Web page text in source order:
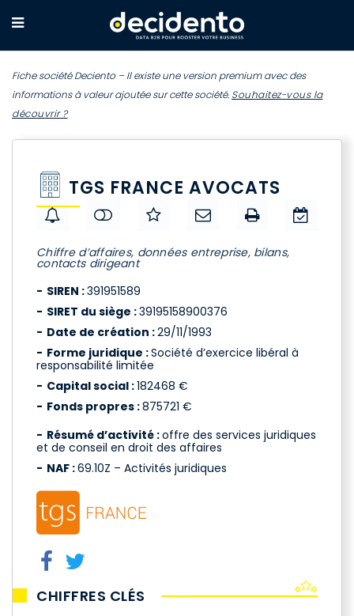
Fiche société Deciento – Il existe une version premium avec des
informations à valeur ajoutée sur cette société. Souhaitez-vous la
découvrir ?
TGS FRANCE AVOCATS
Chiffre d’affaires, données entreprise, bilans,
contacts dirigeant
SIREN :391951589
SIRET du siège :39195158900376
Date de création :29/11/1993
Forme juridique :Société d’exercice libéral à
responsabilité limitée
Capital social :182468 €
Fonds propres :875721 €
Résumé d’activité :offre des services juridiques
et de conseil en droit des affaires
NAF :69.10Z – Activités juridiques
CHIFFRES CLÉS